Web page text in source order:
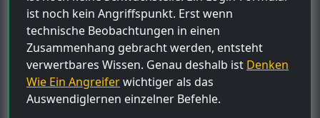
ist noch kein Angriffspunkt. Erst wenn
technische Beobachtungen in einen
Zusammenhang gebracht werden, entsteht
verwertbares Wissen. Genau deshalb ist Denken
Wie Ein Angreiferwichtiger als das
Auswendiglernen einzelner Befehle.